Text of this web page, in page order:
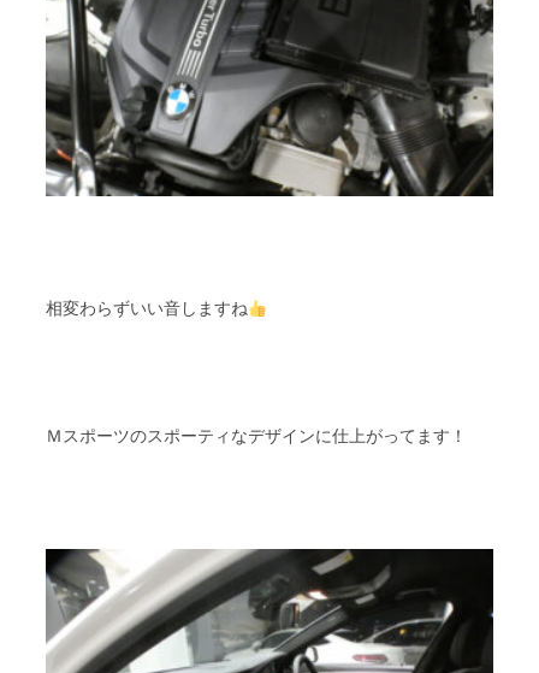
相変わらずいい音しますね
Ｍスポーツのスポーティなデザインに仕上がってます！